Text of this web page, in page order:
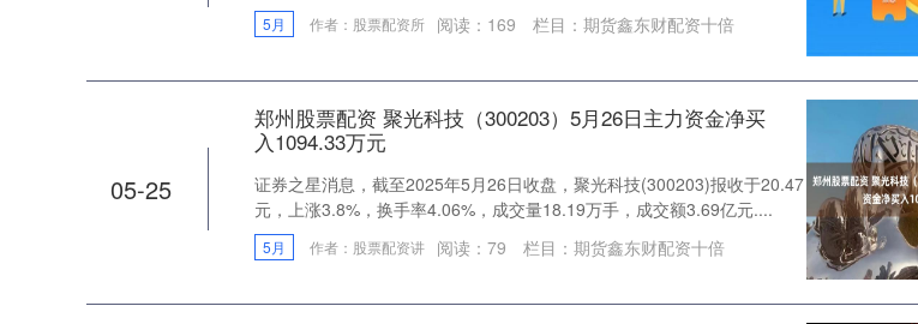
5月 作者：股票配资所 阅读： 169 栏目： 期货鑫东财配资十倍
05-25
郑州股票配资 聚光科技（300203）5月26日主力资金净买
入1094.33万元
证券之星消息，截至2025年5月26日收盘，聚光科技(300203)报收于20.47
元，上涨3.8%，换手率4.06%，成交量18.19万手，成交额3.69亿元....
5月 作者：股票配资讲 阅读： 79 栏目： 期货鑫东财配资十倍